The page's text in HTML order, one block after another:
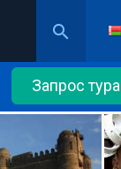
Запрос тура